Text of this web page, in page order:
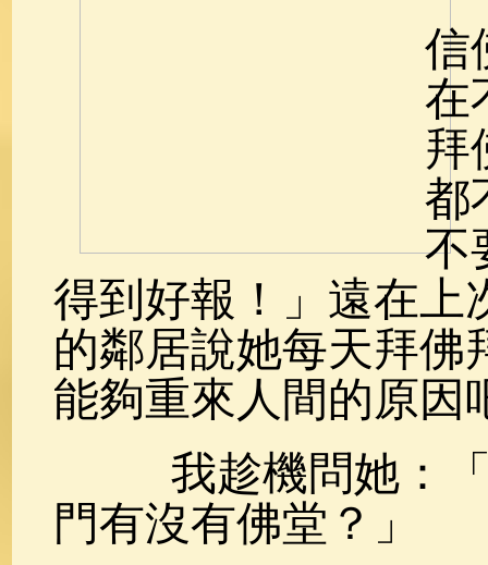
信
在
拜
都
不
得到好報！」遠在上
的鄰居說她每天拜佛
能夠重來人間的原因
我趁機問她：「
門有沒有佛堂？」